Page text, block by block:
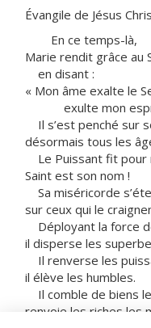
Évangile de Jésus
En ce temps-là,
Marie rendit grâce au
en disant :
« Mon âme exalte le
exulte mon esprit
Il s’est penché sur
désormais tous les
Le Puissant fit pour
Saint est son nom !
Sa miséricorde
sur ceux qui le
Déployant la force
il disperse les
Il renverse les
il élève les humbles.
Il comble de biens
renvoie les riches les